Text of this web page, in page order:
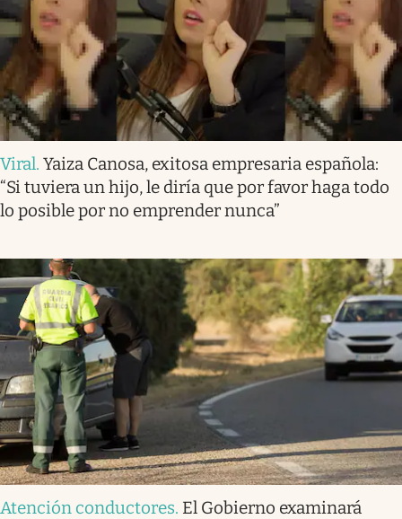
Viral. Yaiza Canosa, exitosa empresaria española:
“Si tuviera un hijo, le diría que por favor haga todo
lo posible por no emprender nunca”
Atención conductores. El Gobierno examinará